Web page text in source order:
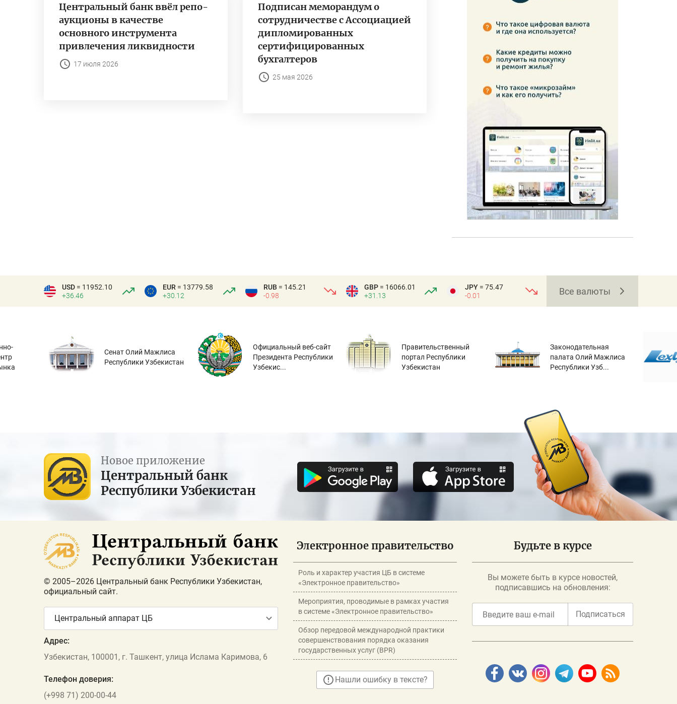
Центральный банк ввёл репо-
аукционы в качестве
основного инструмента
привлечения ликвидности
17 июля 2026
Подписан меморандум о
сотрудничестве с Ассоциацией
дипломированных
сертифицированных
бухгалтеров
25 мая 2026
USD = 11952.10
+36.46
EUR = 13779.58
+30.12
RUB = 145.21
-0.98
GBP = 16066.01
+31.13
JPY = 75.47
-0.01
Все валюты
Сенат Олий Мажлиса
Республики Узбекистан
Официальный веб-сайт
Президента Республики
Узбекис...
Правительственный
портал Республики
Узбекистан
Законодательная
палата Олий Мажлиса
Республики Узб...
Новое приложение
Центральный банк
Республики Узбекистан
© 2005–2026 Центральный банк Республики Узбекистан,
официальный сайт.
Центральный аппарат ЦБ
Адрес:
Узбекистан, 100001, г. Ташкент, улица Ислама Каримова, 6
Телефон доверия:
(+998 71) 200-00-44
Электронное правительство
Роль и характер участия ЦБ в системе
«Электронное правительство»
Мероприятия, проводимые в рамках участия
в системе «Электронное правительство»
Обзор передовой международной практики
совершенствования порядка оказания
государственных услуг (BPR)
Нашли ошибку в тексте?
Будьте в курсе
Вы можете быть в курсе новостей,
подписавшись на обновления:
Подписаться